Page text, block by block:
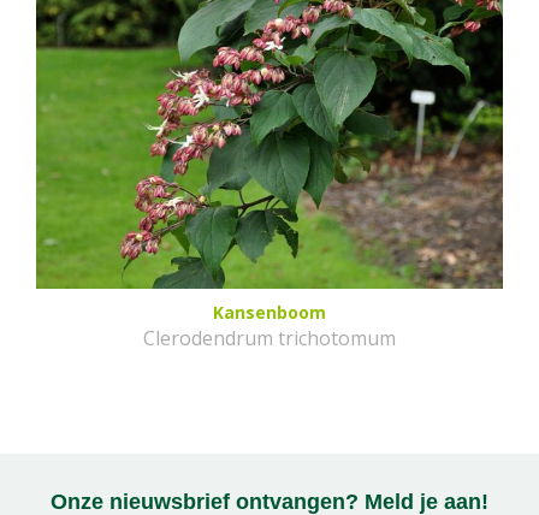
Kansenboom
Clerodendrum trichotomum
Onze nieuwsbrief ontvangen? Meld je aan!